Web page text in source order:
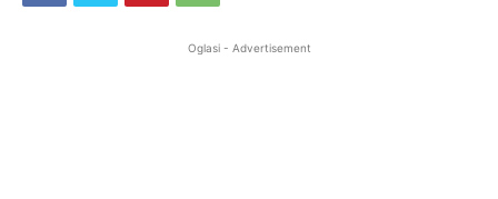
Oglasi - Advertisement